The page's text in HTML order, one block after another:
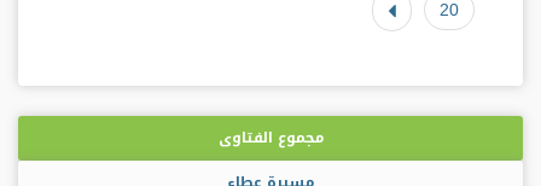
20
مجموع الفتاوى